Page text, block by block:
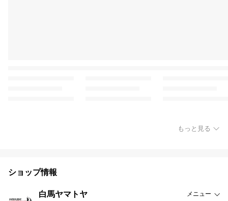
もっと見る
ショップ情報
白馬ヤマトヤ
メニュー